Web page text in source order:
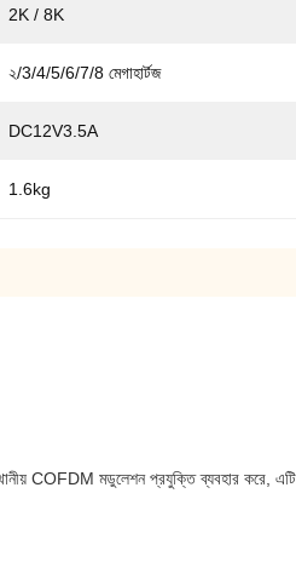
2K / 8K
২/3/4/5/6/7/8 মেগাহার্টজ
DC12V3.5A
1.6kg
COFDM মডুলেশন প্রযুক্তি ব্যবহার করে,